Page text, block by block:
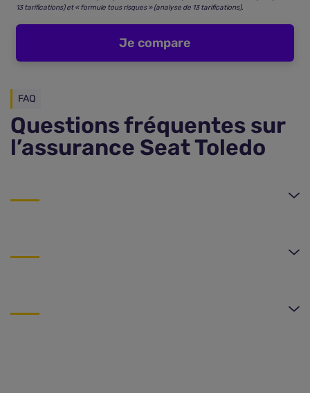
13 tarifications) et « formule tous risques » (analyse de 13 tarifications).
Je compare
FAQ
Questions fréquentes sur
l’assurance Seat Toledo